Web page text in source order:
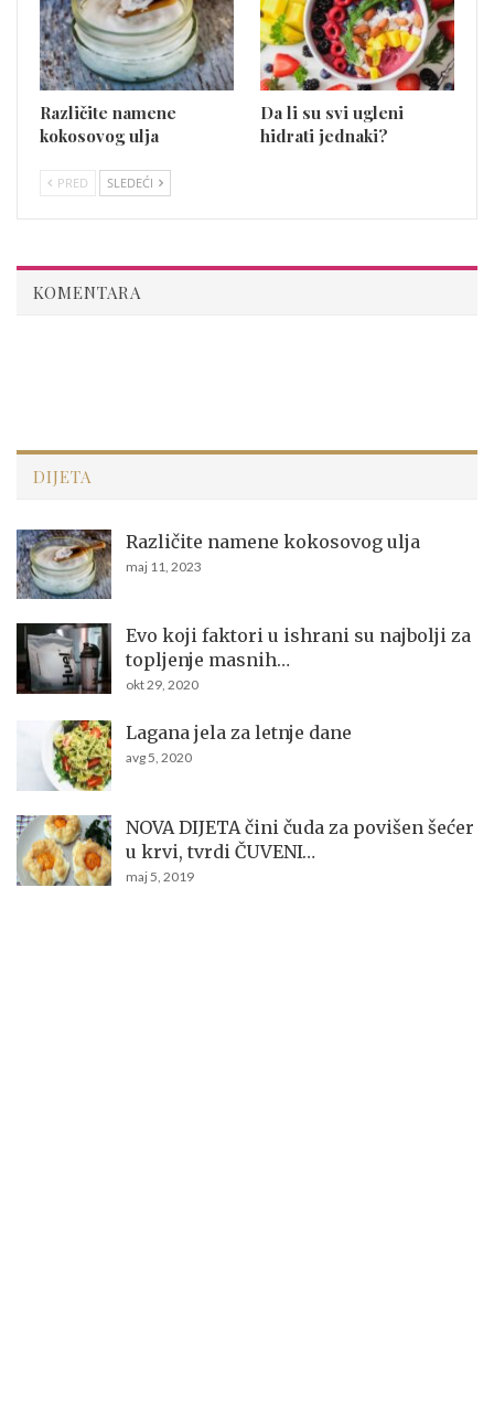
Različite namene
kokosovog ulja
Da li su svi ugleni
hidrati jednaki?
PRED SLEDEĆI
KOMENTARA
DIJETA
Različite namene kokosovog ulja
maj 11, 2023
Evo koji faktori u ishrani su najbolji za
topljenje masnih…
okt 29, 2020
Lagana jela za letnje dane
avg 5, 2020
NOVA DIJETA čini čuda za povišen šećer
u krvi, tvrdi ČUVENI…
maj 5, 2019